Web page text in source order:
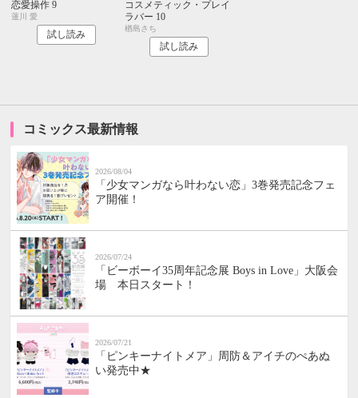
恋愛操作 9
蓮川 愛
試し読み
コスメティック・プレイ
ラバー 10
楢島さち
試し読み
コミックス最新情報
2026/08/04
「少女マンガなら叶わない恋」3巻発売記念フェ
ア開催！
2026/07/24
「ビーボーイ35周年記念展 Boys in Love」大阪会
場 本日スタート！
2026/07/21
「ピンキーナイトメア」周防＆アイチのぺあぬ
い発売中★